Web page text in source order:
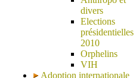
divers
Elections
présidentielles
2010
Orphelins
VIH
Adoption internationale